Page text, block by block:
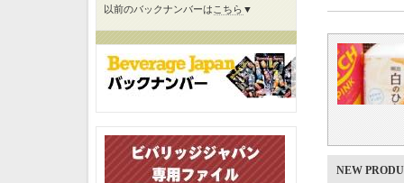
NEW
以前のバックナンバーは こちら ▼